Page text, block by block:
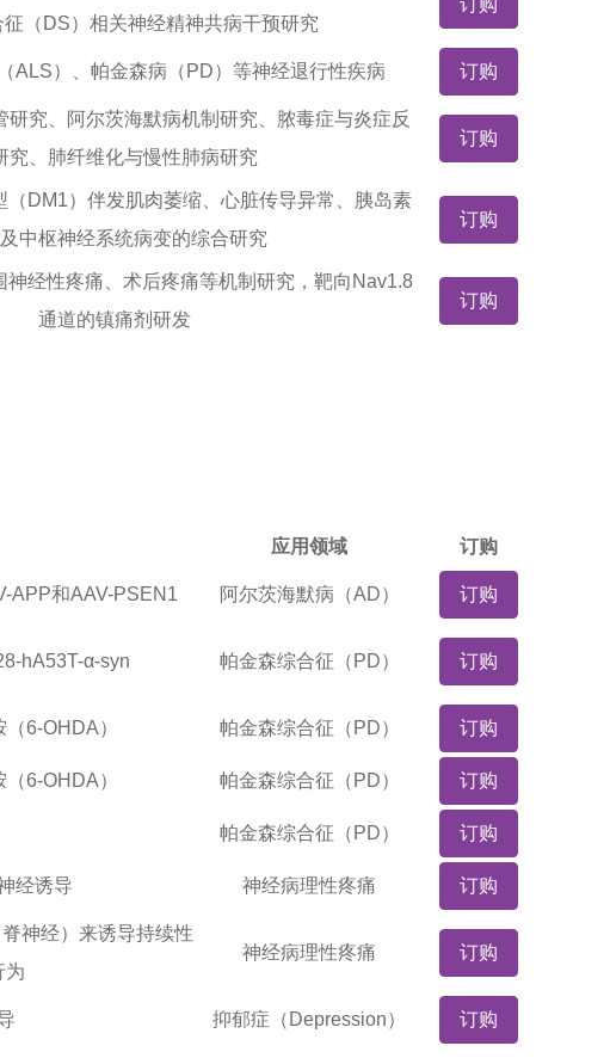
征（DS）相关神经精神共病干预研究
订购
ALS）、帕金森病（PD）等神经退行性疾病 订购
研究、阿尔茨海默病机制研究、脓毒症与炎症反
究、肺纤维化与慢性肺病研究
订购
DM1）伴发肌肉萎缩、心脏传导异常、胰岛素
中枢神经系统病变的综合研究
订购
神经性疼痛、术后疼痛等机制研究，靶向Nav1.8
通道的镇痛剂研发
订购
应用领域 订购
APP和AAV-PSEN1 阿尔茨海默病（AD） 订购
hA53T-α-syn 帕金森综合征（PD） 订购
6-OHDA） 帕金森综合征（PD） 订购
6-OHDA） 帕金森综合征（PD） 订购
帕金森综合征（PD） 订购
经诱导 神经病理性疼痛 订购
神经）来诱导持续性
为
神经病理性疼痛 订购
抑郁症（Depression） 订购